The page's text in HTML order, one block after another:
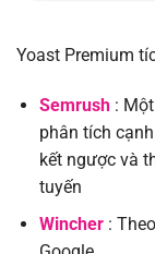
Yoast Premium
Semrush: Một
phân tích
kết ngược và
tuyến
Wincher: